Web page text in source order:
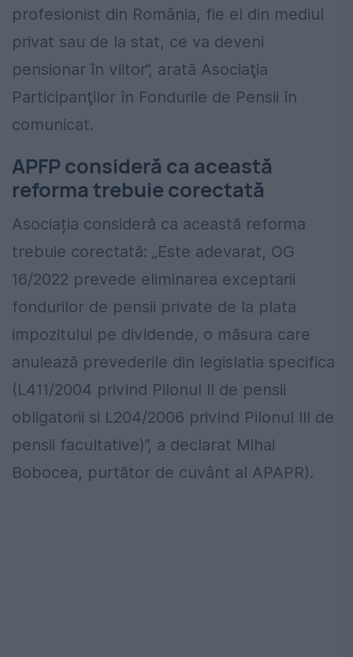
profesionist din România, fie el din mediul
privat sau de la stat, ce va deveni
pensionar în viitor”, arată Asociaţia
Participanţilor în Fondurile de Pensii în
comunicat.
APFP consideră ca această
reforma trebuie corectată
Asociația consideră ca această reforma
trebuie corectată: „Este adevarat, OG
16/2022 prevede eliminarea exceptarii
fondurilor de pensii private de la plata
impozitului pe dividende, o măsura care
anulează prevederile din legislatia specifica
(L411/2004 privind Pilonul II de pensii
obligatorii si L204/2006 privind Pilonul III de
pensii facultative)”, a declarat Mihai
Bobocea, purtător de cuvânt al APAPR).